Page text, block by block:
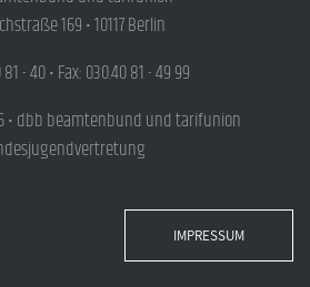
169 • 10117 Berlin
- 40 • Fax: 030.40 81 - 49 99
• dbb beamtenbund und tarifunion
IMPRESSUM